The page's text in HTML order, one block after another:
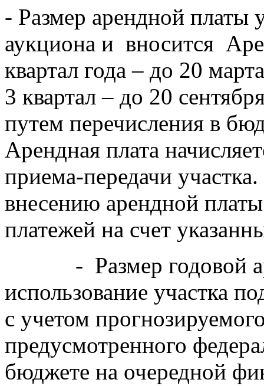
- Размер арендной платы
аукциона и вносится
квартал года – до 20
3 квартал – до 20
путем перечисления в
Арендная плата
приема-передачи
внесению арендной
платежей на счет
- Размер годовой
использование участка
с учетом
предусмотренного
бюджете на очередной